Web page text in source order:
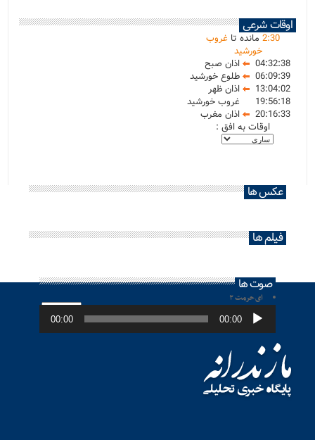
اوقات شرعی
2:30 مانده تاغروب
خورشید
04:32:38
اذان صبح
06:09:39
طلوع خورشید
13:04:02
اذان ظهر
19:56:18
غروب خورشید
20:16:33
اذان مغرب
اوقات به افق :
عکس ها
فیلم ها
صوت ها
ای حرمت ۲
پخش‌کننده
صوت 00:00
00:00